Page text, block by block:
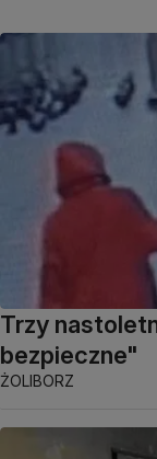
Trzy
bezpieczne"
ŻOLIBORZ